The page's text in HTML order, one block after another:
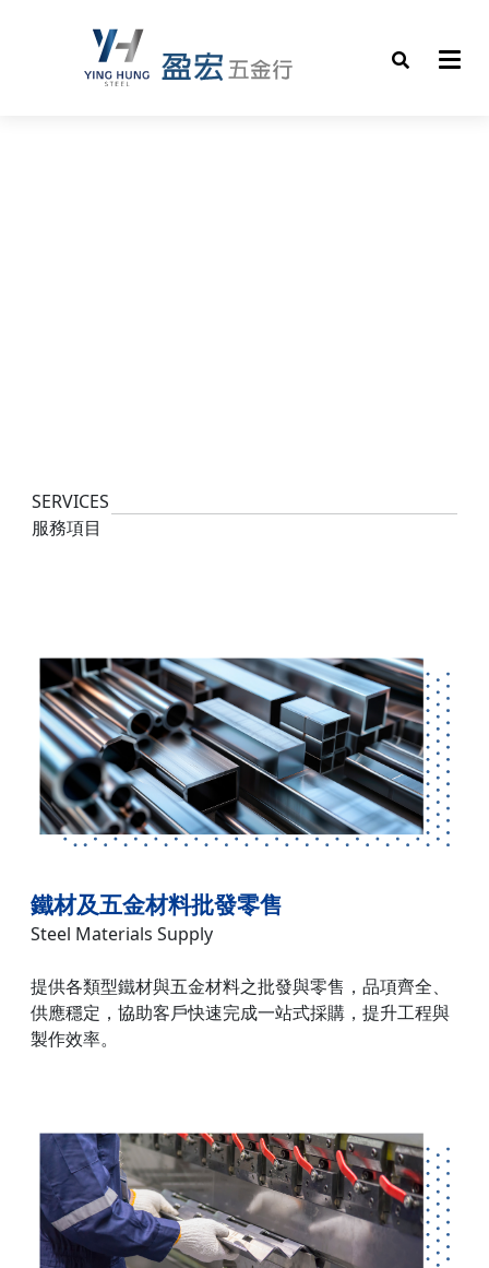
SERVICES
服務項目
鐵材及五金材料批發零售
Steel Materials Supply
提供各類型鐵材與五金材料之批發與零售，品項齊全、
供應穩定，協助客戶快速完成一站式採購，提升工程與
製作效率。